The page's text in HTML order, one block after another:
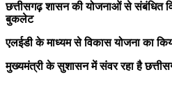
छत्तीसगढ़ शासन की योजनाओं से संबंधित
बुकलेट
एलईडी के माध्यम से विकास योजना का
मुख्यमंत्री के सुशासन में संवर रहा है